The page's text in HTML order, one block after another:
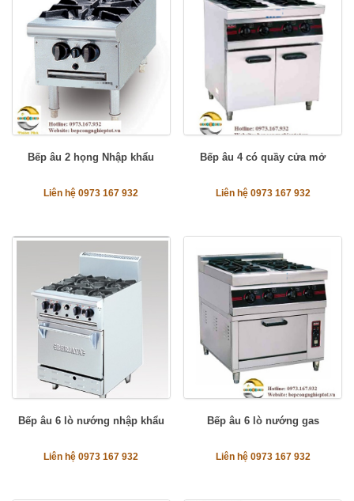
Bếp âu 2 họng Nhập khẩu
Liên hệ 0973 167 932
Bếp âu 4 có quầy cửa mở
Liên hệ 0973 167 932
Bếp âu 6 lò nướng nhập khẩu
Liên hệ 0973 167 932
Bếp âu 6 lò nướng gas
Liên hệ 0973 167 932